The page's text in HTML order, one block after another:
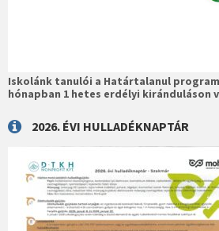
Iskolánk tanulói a Határtalanul
hónapban 1 hetes erdélyi kiránduláson
2026. ÉVI HULLADÉKNAPTÁR